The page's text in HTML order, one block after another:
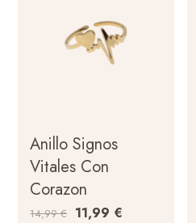
Anillo Signos
Vitales Con
Corazon
14,99€ 11,99 €